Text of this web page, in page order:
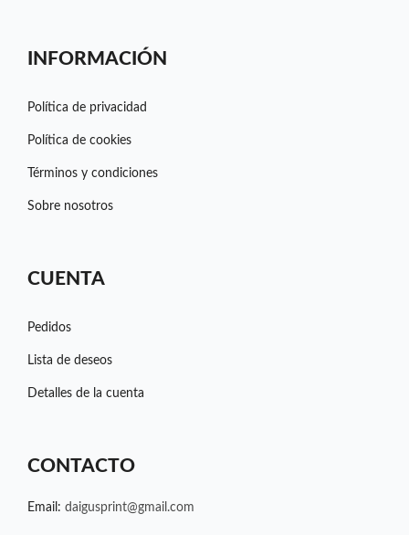
INFORMACIÓN
Política de privacidad
Política de cookies
Términos y condiciones
Sobre nosotros
CUENTA
Pedidos
Lista de deseos
Detalles de la cuenta
CONTACTO
Email: daigusprint@gmail.com